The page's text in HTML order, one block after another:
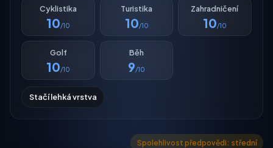
Cyklistika
10/10
Turistika
10/10
Zahradničení
10/10
Golf
10/10
Běh
9/10
Stačí lehká vrstva
Spolehlivost předpovědi: střední